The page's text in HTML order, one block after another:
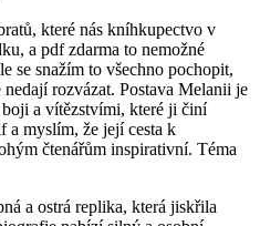
které nás kníhkupectvo v
a pdf zdarma to nemožné
se snažím to všechno pochopit,
rozvázat. Postava Melanii je
a vítězstvími, které ji činí
a myslím, že její cesta k
čtenářům inspirativní. Téma
a ostrá replika, která jiskřila